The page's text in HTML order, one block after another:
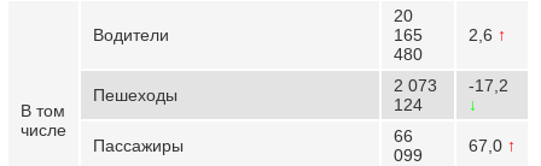
В том
числе
Водители
20
165
480
2,6 ↑
Пешеходы
2 073
124
-17,2
↓
Пассажиры
66
099
67,0 ↑